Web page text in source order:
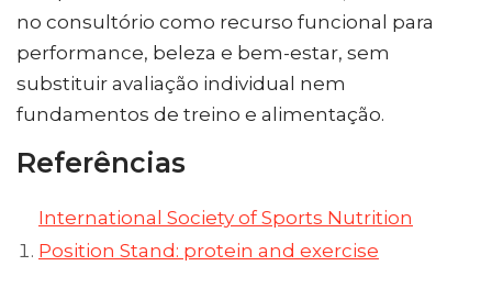
no consultório como recurso funcional para
performance, beleza e bem-estar, sem
substituir avaliação individual nem
fundamentos de treino e alimentação.
Referências
International Society of Sports Nutrition
Position Stand: protein and exercise